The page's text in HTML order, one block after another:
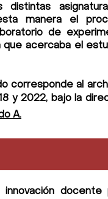
distintas
manera el
de
que acercaba el
corresponde al
y 2022, bajo la
A.
docente